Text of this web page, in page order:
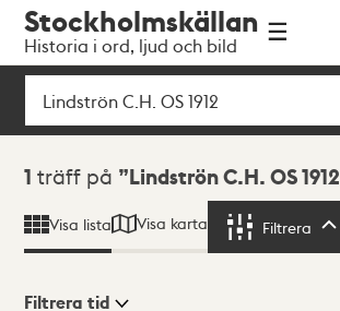
navigationen
huvudinnehållet
Stockholmskällan
Historia i ord, ljud och bild
Sök
Sökresultat
1 träff på Lindströn C.H. OS 1912
Visa lista Visa karta Filtrera
Filtrera tid